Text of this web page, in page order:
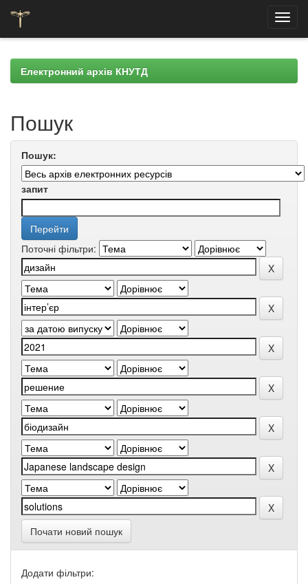
navigationЕлектронний архів КНУТД
Пошук
Пошук:
запит
Поточні фільтри:
Почати новий пошук
Додати фільтри: